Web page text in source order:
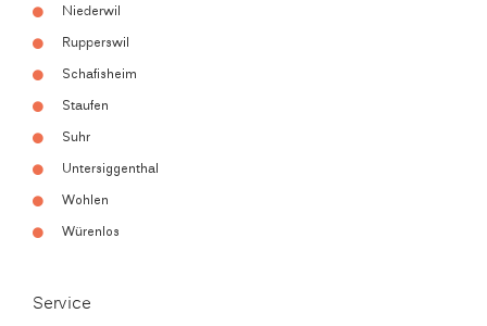
Niederwil
Rupperswil
Schafisheim
Staufen
Suhr
Untersiggenthal
Wohlen
Würenlos
Service